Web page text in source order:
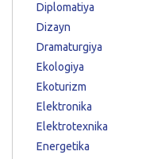
Diplomatiya
Dizayn
Dramaturgiya
Ekologiya
Ekoturizm
Elektronika
Elektrotexnika
Energetika